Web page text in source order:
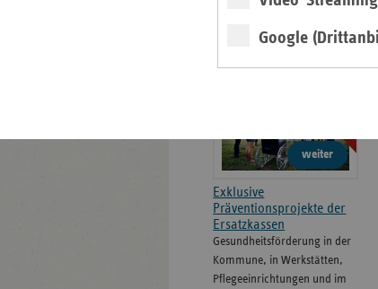
Google
Gesunde Lebenswelten
weiter
Exklusive
Präventionsprojekte der
Ersatzkassen
Gesund­heits­­förderung in der
Kommune, in Werk­stätten,
Pflege­einrichtungen und im